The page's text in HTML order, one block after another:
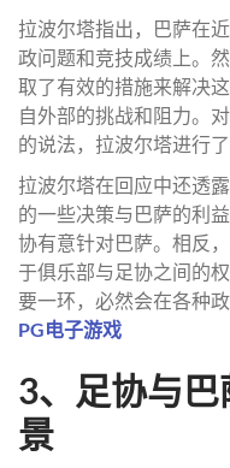
拉波尔塔指出，巴萨在
政问题和竞技成绩上。
取了有效的措施来解决
自外部的挑战和阻力。
的说法，拉波尔塔进行
拉波尔塔在回应中还透
的一些决策与巴萨的利
协有意针对巴萨。相反
于俱乐部与足协之间的
要一环，必然会在各种
PG电子游戏
3、足协与
景